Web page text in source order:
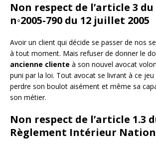
Non respect de l’article 3
n◦2005-790 du 12 juillet 2005
Avoir un client qui décide se passer de nos
à tout moment. Mais refuser de donner le
ancienne cliente à son nouvel avocat
puni par la loi. Tout avocat se livrant à ce
perdre son boulot aisément et même sa
son métier.
Non respect de l’article 1.3
Règlement Intérieur